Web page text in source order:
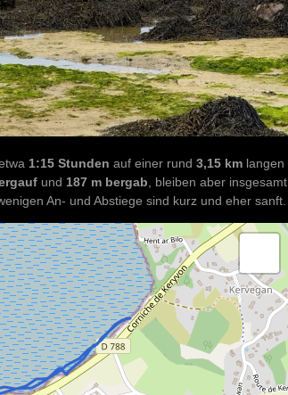
1:15 Stunden auf einer rund 3,15 km langen
und 187 m bergab, bleiben aber insgesamt
An- und Abstiege sind kurz und eher sanft.